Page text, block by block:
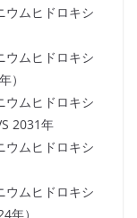
ウムヒドロキシ
ウムヒドロキシ
）
ウムヒドロキシ
2031年
ウムヒドロキシ
ウムヒドロキシ
年）